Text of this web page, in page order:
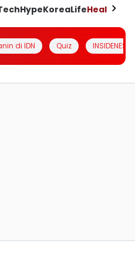
HypeKoreaLifeHealth
di IDN Quiz INSIDENESIA